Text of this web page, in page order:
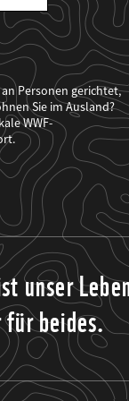
Personen gerichtet,
Sie im Ausland?
WWF-
unser
für beides.